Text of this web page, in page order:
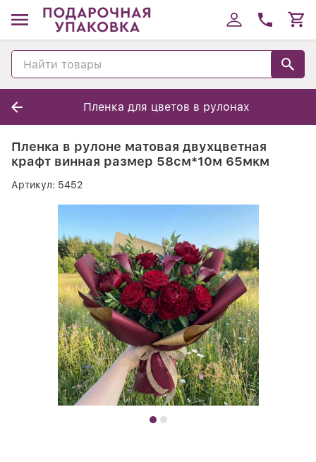
Пленка для цветов в рулонах
Пленка в рулоне матовая двухцветная
крафт винная размер 58см*10м 65мкм
Артикул: 5452